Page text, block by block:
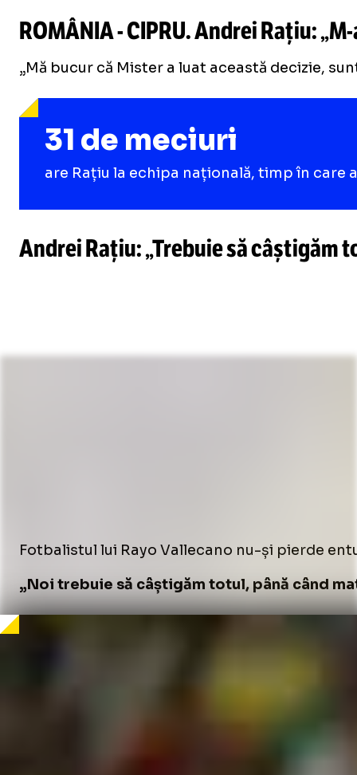
ROMÂNIA - CIPRU. Andrei Rațiu: „
„Mă bucur că Mister a luat această decizie,
31 de meciuri
are Rațiu la echipa națională, timp în care
Andrei Rațiu: „Trebuie să câștigăm
Fotbalistul lui Rayo Vallecano nu-și pierde
„Noi trebuie să câștigăm totul, până când